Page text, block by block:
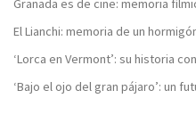
Granada es de cine: memoria
El Lianchi: memoria de un
‘Lorca en Vermont’: su historia
‘Bajo el ojo del gran pájaro’: un